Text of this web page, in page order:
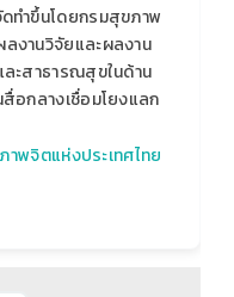
ทำขึ้นโดยกรมสุขภาพ
งานวิจัยและผลงาน
ะสาธารณสุขในด้าน
อกลางเชื่อมโยงแลก
าพจิตแห่งประเทศไทย